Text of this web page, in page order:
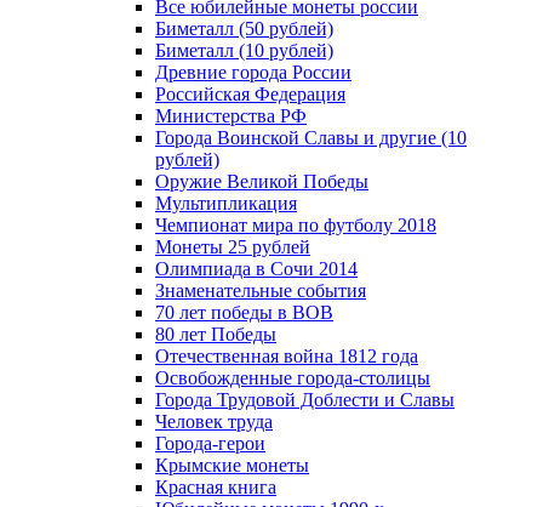
Все юбилейные монеты россии
Биметалл (50 рублей)
Биметалл (10 рублей)
Древние города России
Российская Федерация
Министерства РФ
Города Воинской Славы и другие (10
рублей)
Оружие Великой Победы
Мультипликация
Чемпионат мира по футболу 2018
Монеты 25 рублей
Олимпиада в Сочи 2014
Знаменательные события
70 лет победы в ВОВ
80 лет Победы
Отечественная война 1812 года
Освобожденные города-столицы
Города Трудовой Доблести и Славы
Человек труда
Города-герои
Крымские монеты
Красная книга